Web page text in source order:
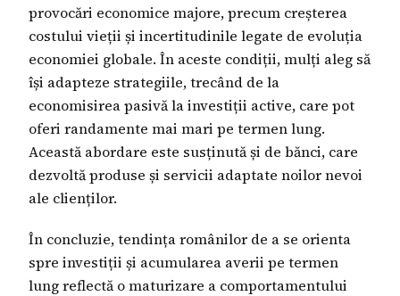
provocări economice majore, precum creșterea
costului vieții și incertitudinile legate de evoluția
economiei globale. În aceste condiții, mulți aleg să
își adapteze strategiile, trecând de la
economisirea pasivă la investiții active, care pot
oferi randamente mai mari pe termen lung.
Această abordare este susținută și de bănci, care
dezvoltă produse și servicii adaptate noilor nevoi
ale clienților.
În concluzie, tendința românilor de a se orienta
spre investiții și acumularea averii pe termen
lung reflectă o maturizare a comportamentului